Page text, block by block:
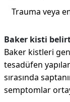
Trauma veya
Baker kisti
Baker kistleri
tesadüfen
sırasında
semptomlar